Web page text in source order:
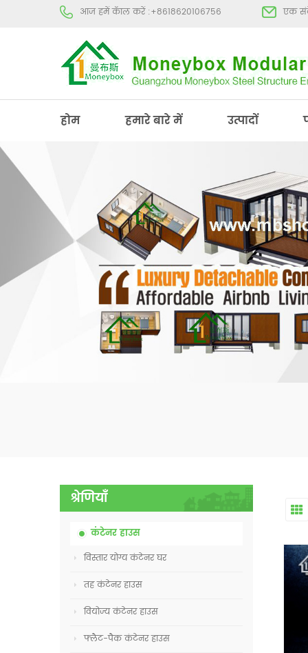
आज हमें कॅाल करें :+8618620106756 एक
होम हमारे बारे में उत्पादों
श्रेणियाँ
कंटेनर हाउस
विस्तार योग्य कंटेनर घर
तह कंटेनर हाउस
वियोज्य कंटेनर हाउस
फ्लैट-पैक कंटेनर हाउस